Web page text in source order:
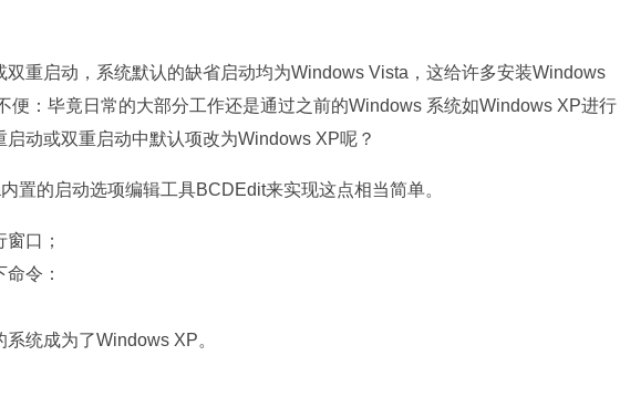
启动，系统默认的缺省启动均为Windows Vista，这给许多安装Windows
便：毕竟日常的大部分工作还是通过之前的Windows 系统如Windows XP进行
动或双重启动中默认项改为Windows XP呢？
的启动选项编辑工具BCDEdit来实现这点相当简单。
口；
令：
统成为了Windows XP。